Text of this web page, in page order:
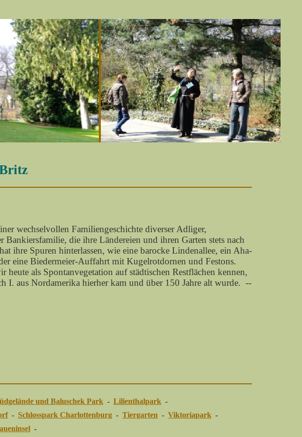
wechselvollen Familiengeschichte diverser Adliger,
die ihre Ländereien und ihren Garten stets nach
ihre Spuren hinterlassen, wie eine barocke Lindenallee, ein Aha-
eine Biedermeier-Auffahrt mit Kugelrotdornen und Festons.
als Spontanvegetation auf städtischen Restflächen kennen,
I. aus Nordamerika hierher kam und über 150 Jahre alt wurde. --
und Baluschek Park - Lilienthalpark -
- Schlosspark Charlottenburg - Tiergarten - Viktoriapark -
-